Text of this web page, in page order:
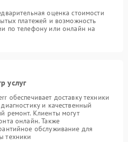
оценка стоимости
платежей и возможность
по телефону или онлайн на
услуг
обеспечивает доставку техники
и качественный
ремонт. Клиенты могут
онлайн. Также
обслуживание для
техники